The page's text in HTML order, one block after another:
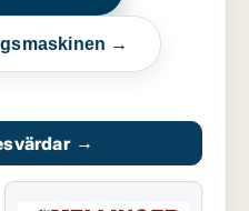
→
→